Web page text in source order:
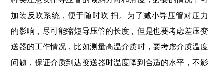
加装反吹系统，便于随时吹 扫。为了减小导压管对压力
的影响，尽可能缩短导压管的长度，但是也要考虑差压变
送器的工作情况，比如测量高温介质时，要考虑介质温度
问题，保证介质到达变送器时温度降到合适的水平，不影